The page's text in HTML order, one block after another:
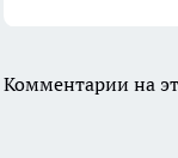
Комментарии на